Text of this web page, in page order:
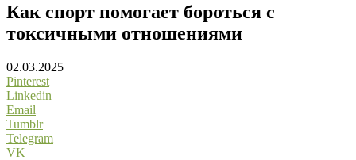
Как спорт помогает бороться с
токсичными отношениями
02.03.2025
Pinterest
Linkedin
Email
Tumblr
Telegram
VK